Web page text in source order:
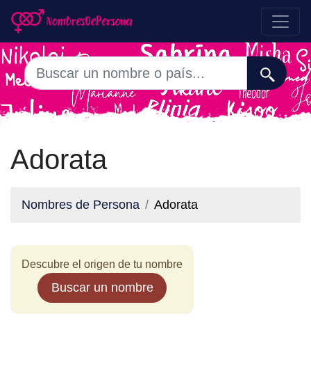
Adorata
Nombres de Persona Adorata
Descubre el origen de tu nombre
Buscar un nombre